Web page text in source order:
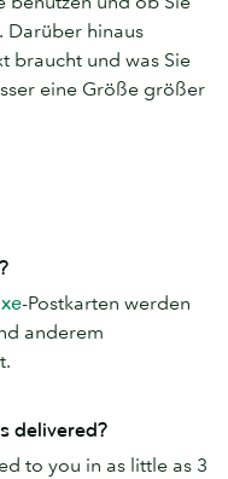
Darüber hinaus
braucht und was Sie
eine Größe größer
-Postkarten werden
anderem
delivered?
to you in as little as 3